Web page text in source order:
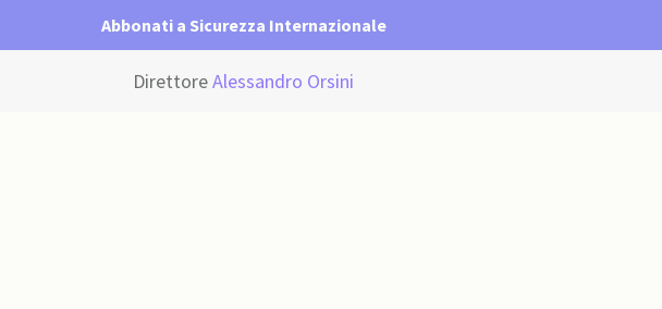
Abbonati a Sicurezza Internazionale
DirettoreAlessandro Orsini